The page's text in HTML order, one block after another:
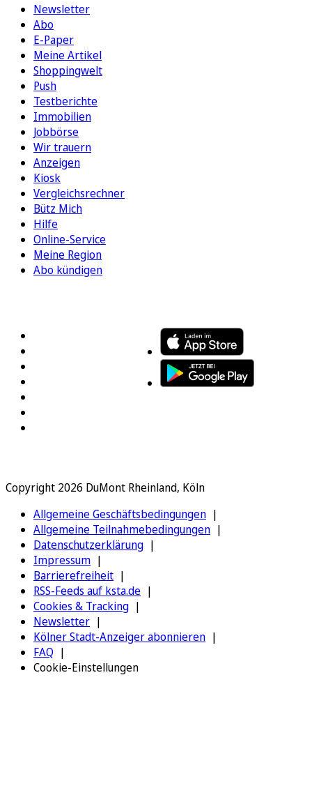
Newsletter
Abo
E-Paper
Meine Artikel
Shoppingwelt
Push
Testberichte
Immobilien
Jobbörse
Wir trauern
Anzeigen
Kiosk
Vergleichsrechner
Bütz Mich
Hilfe
Online-Service
Meine Region
Abo kündigen
Copyright 2026 DuMont Rheinland, Köln
Allgemeine Geschäftsbedingungen
Allgemeine Teilnahmebedingungen
Datenschutzerklärung
Impressum
Barrierefreiheit
RSS-Feeds auf ksta.de
Cookies & Tracking
Newsletter
Kölner Stadt-Anzeiger abonnieren
FAQ
Cookie-Einstellungen